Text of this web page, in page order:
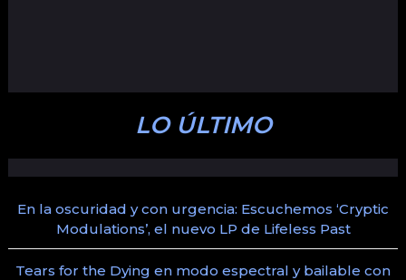
LO ÚLTIMO
En la oscuridad y con urgencia: Escuchemos ‘Cryptic
Modulations’, el nuevo LP de Lifeless Past
Tears for the Dying en modo espectral y bailable con